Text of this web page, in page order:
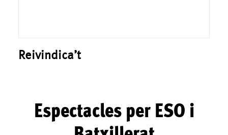
Reivindica’t
Espectacles per ESO i